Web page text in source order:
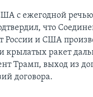
с ежегодной
что
и США
крылатых ракет
Трамп, выход из
договора.